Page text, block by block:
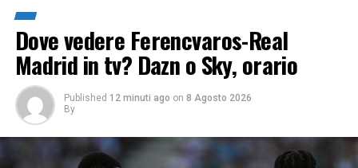
Dove vedere Ferencvaros-Real
Madrid in tv? Dazn o Sky, orario
Published 12 minuti ago on 8 Agosto 2026
By